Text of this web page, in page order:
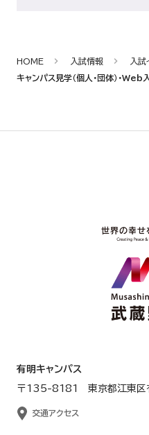
HOME 入試情報
入試
キャンパス見学（個人・団体）・Web
有明キャンパス
〒135-8181 東京都江東区
交通アクセス